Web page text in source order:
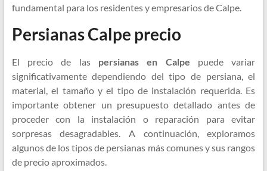
fundamental para los residentes y empresarios de Calpe.
Persianas Calpe precio
El precio de las persianas en Calpe puede variar
significativamente dependiendo del tipo de persiana, el
material, el tamaño y el tipo de instalación requerida. Es
importante obtener un presupuesto detallado antes de
proceder con la instalación o reparación para evitar
sorpresas desagradables. A continuación, exploramos
algunos de los tipos de persianas más comunes y sus rangos
de precio aproximados.